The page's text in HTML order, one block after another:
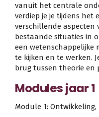
vanuit het centrale
verdiep je je tijdens het
verschillende aspecten
bestaande situaties in
een wetenschappelijke
te kijken en te werken.
brug tussen theorie en
Modules jaar 1
Module 1: